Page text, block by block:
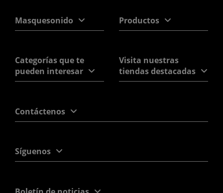
Masquesonido Productos
Categorías que te
pueden interesar
Visita nuestras
tiendas destacadas
Contáctenos
Síguenos